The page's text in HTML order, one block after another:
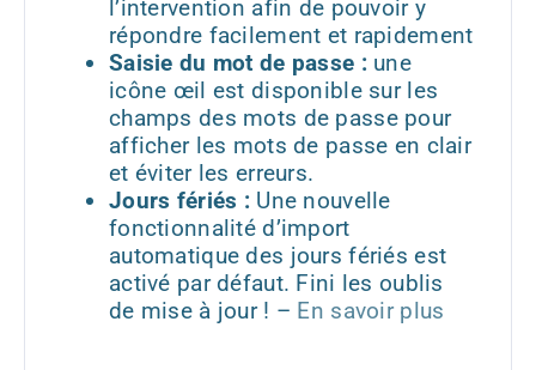
l’intervention afin de pouvoir y
répondre facilement et rapidement
Saisie du mot de passe :une
icône œil est disponible sur les
champs des mots de passe pour
afficher les mots de passe en clair
et éviter les erreurs.
Jours fériés :Une nouvelle
fonctionnalité d’import
automatique des jours fériés est
activé par défaut. Fini les oublis
de mise à jour ! – En savoir plus